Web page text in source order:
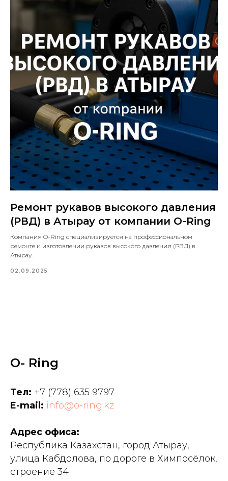
Ремонт рукавов высокого давления
(РВД) в Атырау от компании O-Ring
Компания O-Ring специализируется на профессиональном
ремонте и изготовлении рукавов высокого давления (РВД) в
Атырау.
02.09.2025
O- Ring
Тел: +7 (778) 635 9797
E-mail: info@o-ring.kz
Адрес офиса:
Республика Казахстан, город Атырау,
улица Кабдолова, по дороге в Химпосёлок,
строение 34